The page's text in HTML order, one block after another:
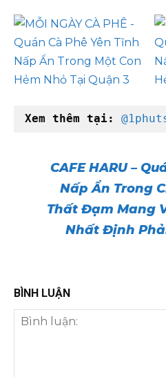
Xem thêm tại:
CAFE HARU –
Nấp Ẩn Trong
Thất Đạm Mang
Nhất Định
BÌNH LUẬN